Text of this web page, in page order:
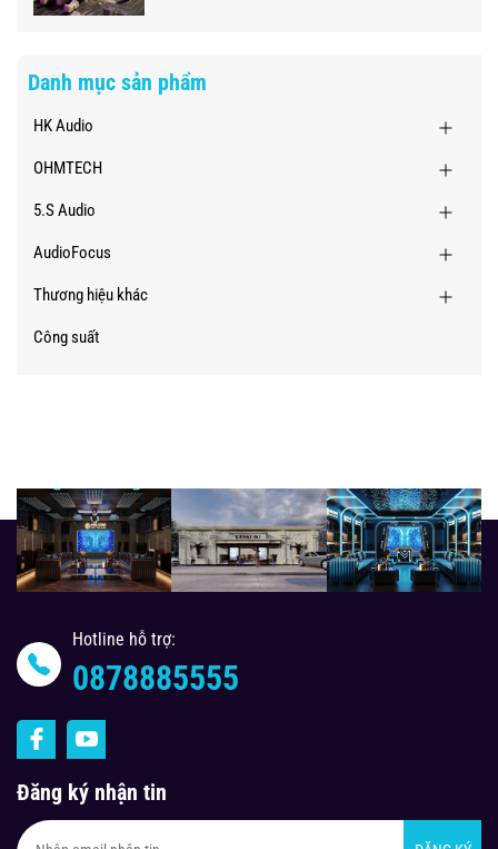
Danh mục sản phẩm
HK Audio
OHMTECH
5.S Audio
AudioFocus
Thương hiệu khác
Công suất
Hotline hỗ trợ:
0878885555
Đăng ký nhận tin